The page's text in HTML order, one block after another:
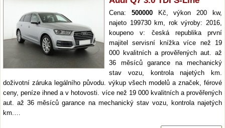
Cena: 500000Kč, výkon 200 kw,
najeto 199730 km, rok výroby: 2016,
koupeno v: česká republika první
majitel servisní knížka více než 19
000 kvalitních a prověřených aut. až
36 měsíců garance na mechanický
stav vozu, kontrola najetých km.
doživotní záruka legálního původu. výkup všech modelů a značek, férové
ceny, peníze ihned a v hotovosti. více než 19 000 kvalitních a prověřených
aut. až 36 měsíců garance na mechanický stav vozu, kontrola najetých
km.…